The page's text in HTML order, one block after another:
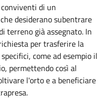
di un
desiderano subentrare
terreno già assegnato. In
per trasferire la
come ad esempio il
permettendo così al
l'orto e a beneficiare